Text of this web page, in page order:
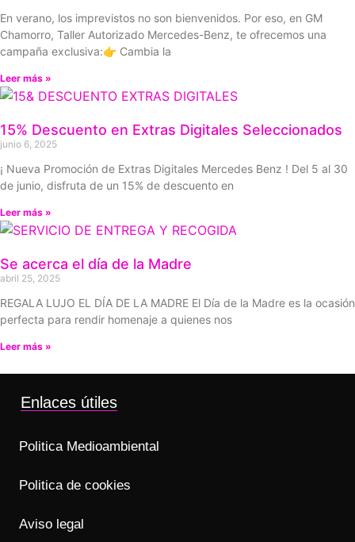
En verano, los imprevistos no son bienvenidos. Por eso, en GM
Chamorro, Taller Autorizado Mercedes-Benz, te ofrecemos una
campaña exclusiva:👉 Cambia la
Leer más »
15% Descuento en Extras Digitales Seleccionados
junio 6, 2025
¡ Nueva Promoción de Extras Digitales Mercedes Benz ! Del 5 al 30
de junio, disfruta de un 15% de descuento en
Leer más »
Se acerca el día de la Madre
abril 25, 2025
REGALA LUJO EL DÍA DE LA MADRE El Día de la Madre es la ocasión
perfecta para rendir homenaje a quienes nos
Leer más »
Enlaces útiles
Politica Medioambiental
Politica de cookies
Aviso legal